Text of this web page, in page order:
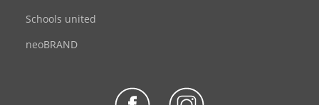
Schools united
neoBRAND